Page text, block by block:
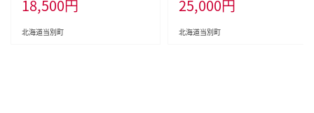
18,500円
北海道当別町
25,000円
北海道当別町